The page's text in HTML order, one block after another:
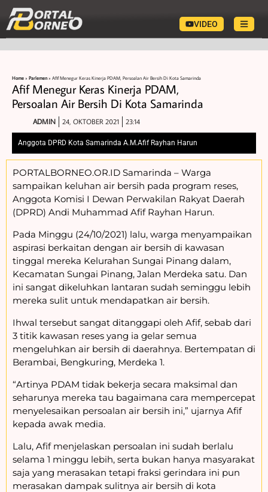
VIDEO
Home » Parlemen » Afif Menegur Keras Kinerja PDAM, Persoalan Air Bersih Di Kota Samarinda
Afif Menegur Keras Kinerja PDAM,
Persoalan Air Bersih Di Kota Samarinda
ADMIN 24, OKTOBER 2021 23:14
Anggota DPRD Kota Samarinda A.M.Afif Rayhan Harun
PORTALBORNEO.OR.ID Samarinda – Warga
sampaikan keluhan air bersih pada program reses,
Anggota Komisi I Dewan Perwakilan Rakyat Daerah
(DPRD) Andi Muhammad Afif Rayhan Harun.
Pada Minggu (24/10/2021) lalu, warga menyampaikan
aspirasi berkaitan dengan air bersih di kawasan
tinggal mereka Kelurahan Sungai Pinang dalam,
Kecamatan Sungai Pinang, Jalan Merdeka satu. Dan
ini sangat dikeluhkan lantaran sudah seminggu lebih
mereka sulit untuk mendapatkan air bersih.
Ihwal tersebut sangat ditanggapi oleh Afif, sebab dari
3 titik kawasan reses yang ia gelar semua
mengeluhkan air bersih di daerahnya. Bertempatan di
Berambai, Bengkuring, Merdeka 1.
“Artinya PDAM tidak bekerja secara maksimal dan
seharunya mereka tau bagaimana cara mempercepat
menyelesaikan persoalan air bersih ini,” ujarnya Afif
kepada awak media.
Lalu, Afif menjelaskan persoalan ini sudah berlalu
selama 1 minggu lebih, serta bukan hanya masyarakat
saja yang merasakan tetapi fraksi gerindara ini pun
merasakan dampak sulitnya air bersih di kota